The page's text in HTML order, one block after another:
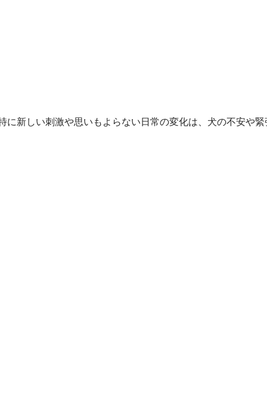
新しい刺激や思いもよらない日常の変化は、犬の不安や